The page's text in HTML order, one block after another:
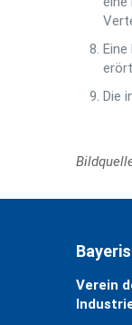
Die
Verein